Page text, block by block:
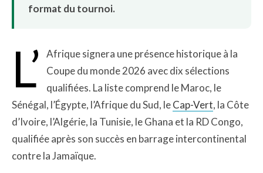
format du tournoi.
L’
Afrique signera une présence historique à la
Coupe du monde 2026 avec dix sélections
qualifiées. La liste comprend le Maroc, le
Sénégal, l’Égypte, l’Afrique du Sud, leCap-Vert, la Côte
d’Ivoire, l’Algérie, la Tunisie, le Ghana et la RD Congo,
qualifiée après son succès en barrage intercontinental
contre la Jamaïque.